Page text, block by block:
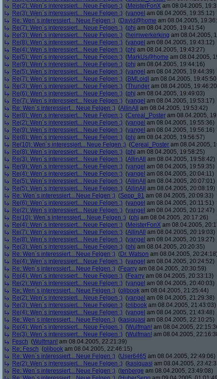
Re(2): Wen´s interessiert... Neue Felgen ;) (MeisterFonX am 08.04.2005,
Re(3): Wen´s interessiert... Neue Felgen ;) (yangel am 08.04.2005, 19:35:12)
Re: Wen´s interessiert... Neue Felgen ;) (David@home am 08.04.2005,
Re(7): Wen´s interessiert... Neue Felgen ;) (phj am 08.04.2005, 19:41:54)
Re(3): Wen´s interessiert... Neue Felgen ;) (heimwerkerking am 08.04.2005,
Re(8): Wen´s interessiert... Neue Felgen ;) (yangel am 08.04.2005, 19:43:12)
Re(4): Wen´s interessiert... Neue Felgen ;) (phj am 08.04.2005, 19:43:27)
Re(5): Wen´s interessiert... Neue Felgen ;) (MarkUs@home am 08.04.2005,
Re(9): Wen´s interessiert... Neue Felgen ;) (phj am 08.04.2005, 19:44:16)
Re(5): Wen´s interessiert... Neue Felgen ;) (yangel am 08.04.2005, 19:44:39)
Re(7): Wen´s interessiert... Neue Felgen ;) (BMLoidl am 08.04.2005,
Re(3): Wen´s interessiert... Neue Felgen ;) (Thunder am 08.04.2005,
Re(6): Wen´s interessiert... Neue Felgen ;) (phj am 08.04.2005, 19:49:03)
Re(7): Wen´s interessiert... Neue Felgen ;) (yangel am 08.04.2005, 19:53:17)
Re: Wen´s interessiert... Neue Felgen ;) (AllinAll
am 08.04.2005, 19:53:42)
Re(8): Wen´s interessiert... Neue Felgen ;) (Cereal_Poster am 08.04.2005,
Re(2): Wen´s interessiert... Neue Felgen ;) (yangel am 08.04.2005, 19:55:36)
Re(9): Wen´s interessiert... Neue Felgen ;) (yangel am 08.04.2005, 19:56:16)
Re(8): Wen´s interessiert... Neue Felgen ;) (phj am 08.04.2005, 19:56:57)
Re(10): Wen´s interessiert... Neue Felgen ;) (Cereal_Poster am 08.04.2005,
Re(8): Wen´s interessiert... Neue Felgen ;) (phj am 08.04.2005, 19:58:25)
Re(3): Wen´s interessiert... Neue Felgen ;) (AllinAll
am 08.04.2005, 19:58:42)
Re(9): Wen´s interessiert... Neue Felgen ;) (yangel am 08.04.2005, 19:59:35)
Re(4): Wen´s interessiert... Neue Felgen ;) (yangel am 08.04.2005, 20:04:11)
Re(5): Wen´s interessiert... Neue Felgen ;) (AllinAll
am 08.04.2005, 20:07:01)
Re(5): Wen´s interessiert... Neue Felgen ;) (AllinAll
am 08.04.2005, 20:08:19)
Re: Wen´s interessiert... Neue Felgen ;) (Sepp_81 am 08.04.2005, 20:09:33)
Re(6): Wen´s interessiert... Neue Felgen ;) (yangel am 08.04.2005, 20:11:51)
Re(2): Wen´s interessiert... Neue Felgen ;) (yangel am 08.04.2005, 20:12:47)
Re(10): Wen´s interessiert... Neue Felgen ;) (phj am 08.04.2005, 20:17:26)
Re(4): Wen´s interessiert... Neue Felgen ;) (MeisterFonX am 08.04.2005,
Re(7): Wen´s interessiert... Neue Felgen ;) (AllinAll
am 08.04.2005, 20:19:03)
Re(8): Wen´s interessiert... Neue Felgen ;) (yangel am 08.04.2005, 20:19:27)
Re(3): Wen´s interessiert... Neue Felgen ;) (phj am 08.04.2005, 20:20:35)
Re: Wen´s interessiert... Neue Felgen ;) (Dr. Watson am 08.04.2005,
Re(4): Wen´s interessiert... Neue Felgen ;) (yangel am 08.04.2005, 20:24:52)
Re: Wen´s interessiert... Neue Felgen ;) (Fearry am 08.04.2005, 20:30:59)
Re(4): Wen´s interessiert... Neue Felgen ;) (Fearry am 08.04.2005, 20:33:13)
Re(2): Wen´s interessiert... Neue Felgen ;) (yangel am 08.04.2005, 20:40:03)
Re: Wen´s interessiert... Neue Felgen ;) (olibook am 08.04.2005, 21:25:44)
Re(2): Wen´s interessiert... Neue Felgen ;) (yangel am 08.04.2005, 21:29:38)
Re(3): Wen´s interessiert... Neue Felgen ;) (olibook am 08.04.2005, 21:43:03)
Re(4): Wen´s interessiert... Neue Felgen ;) (yangel am 08.04.2005, 21:43:48)
Re: Wen´s interessiert... Neue Felgen ;) (kasiquasi am 08.04.2005, 22:10:25)
Re(4): Wen´s interessiert... Neue Felgen ;) (Wulfman! am 08.04.2005,
Re(3): Wen´s interessiert... Neue Felgen ;) (Wulfman! am 08.04.2005,
Fesch (Wulfman! am 08.04.2005, 22:21:39)
Re: Fesch (olibook am 08.04.2005, 22:46:15)
Re: Wen´s interessiert... Neue Felgen ;) (User6465 am 08.04.2005, 22:49:06)
Re(2): Wen´s interessiert... Neue Felgen ;) (kasiquasi am 08.04.2005,
Re: Wen´s interessiert... Neue Felgen ;) (tenberge am 08.04.2005, 23:49:08)